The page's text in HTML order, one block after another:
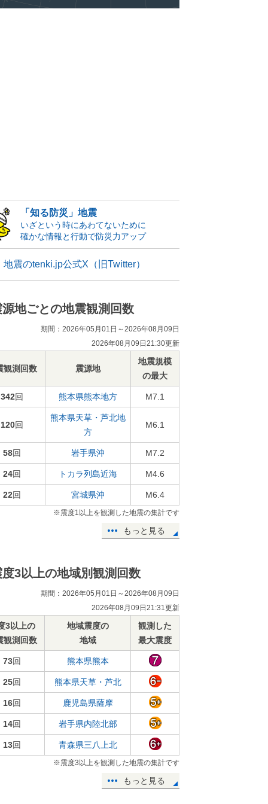
「知る防災」地震
いざという時にあわてないために
確かな情報と行動で防災力アップ
地震のtenki.jp公式X（旧Twitter）
源地ごとの地震観測回数
期間：2026年05月01日～2026年08月09日
2026年08月09日21:30更新
観測回数 震源地
地震規模
の最大
342回 熊本県熊本地方 M7.1
120回
熊本県天草・芦北地
方
M6.1
58回 岩手県沖 M7.2
24回 トカラ列島近海 M4.6
22回 宮城県沖 M6.4
※震度1以上を観測した地震の集計です
もっと見る
度3以上の地域別観測回数
期間：2026年05月01日～2026年08月09日
2026年08月09日21:31更新
3以上の
観測回数
地域震度の
地域
観測した
最大震度
73回 熊本県熊本
25回 熊本県天草・芦北
16回 鹿児島県薩摩
14回 岩手県内陸北部
13回 青森県三八上北
※震度3以上を観測した地震の集計です
もっと見る